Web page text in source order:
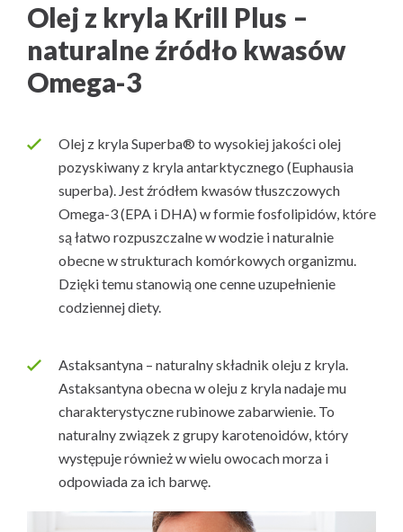
Olej z kryla Krill Plus –
naturalne źródło kwasów
Omega-3
Olej z kryla Superba® to wysokiej jakości olej
pozyskiwany z kryla antarktycznego (Euphausia
superba). Jest źródłem kwasów tłuszczowych
Omega-3 (EPA i DHA) w formie fosfolipidów, które
są łatwo rozpuszczalne w wodzie i naturalnie
obecne w strukturach komórkowych organizmu.
Dzięki temu stanowią one cenne uzupełnienie
codziennej diety.
Astaksantyna – naturalny składnik oleju z kryla.
Astaksantyna obecna w oleju z kryla nadaje mu
charakterystyczne rubinowe zabarwienie. To
naturalny związek z grupy karotenoidów, który
występuje również w wielu owocach morza i
odpowiada za ich barwę.